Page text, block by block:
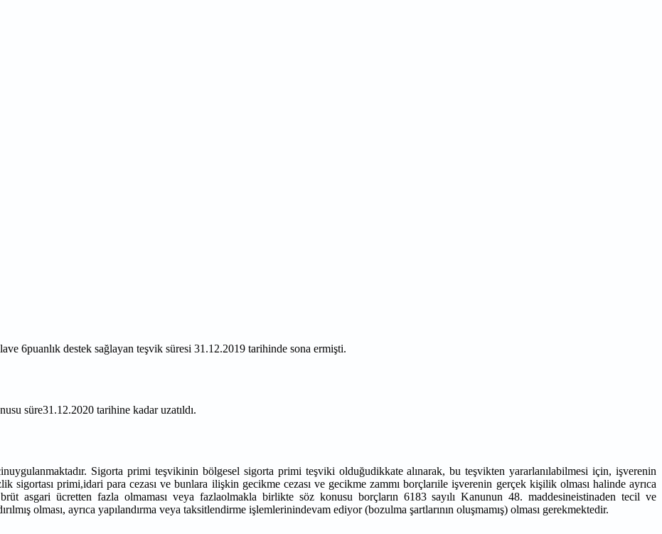
6puanlık destek sağlayan teşvik süresi 31.12.2019 tarihinde sona ermişti.
süre31.12.2020 tarihine kadar uzatıldı.
Sigorta primi teşvikinin bölgesel sigorta primi teşviki olduğudikkate alınarak, bu teşvikten yararlanılabilmesi için, işverenin
sigortası primi,idari para cezası ve bunlara ilişkin gecikme cezası ve gecikme zammı borçlarıile işverenin gerçek kişilik olması halinde ayrıca
brüt asgari ücretten fazla olmaması veya fazlaolmakla birlikte söz konusu borçların 6183 sayılı Kanunun 48. maddesineistinaden tecil ve
olması, ayrıca yapılandırma veya taksitlendirme işlemlerinindevam ediyor (bozulma şartlarının oluşmamış) olması gerekmektedir.